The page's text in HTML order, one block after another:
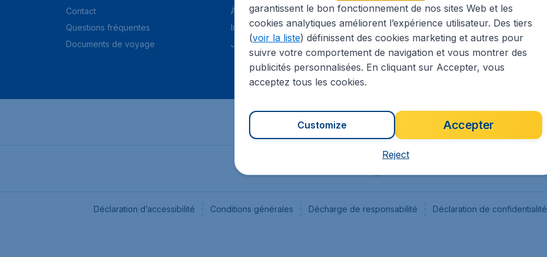
Contact
Questions fréquentes
Documents de voyage
À propos
Information Légale
Jobs
Flugladen.de
CheapTickets.ch
CheapTickets.sg
CheapTickets.nl
Déclaration d’accessibilité Conditions générales Décharge de responsabilité Déclaration de confidentialité
garantissent le bon fonctionnement de nos sites Web et les
cookies analytiques améliorent l’expérience utilisateur. Des tiers
(voir la liste) définissent des cookies marketing et autres pour
suivre votre comportement de navigation et vous montrer des
publicités personnalisées. En cliquant sur Accepter, vous
acceptez tous les cookies.
Accepter
Customize
Reject